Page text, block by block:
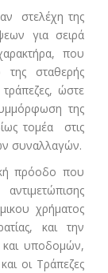
στελέχη της
για σειρά
που
της σταθερής
ώστε
της
τομέα στις
συναλλαγών.
πρόοδο που
χρήματος
και την
και υποδομών,
οι Τράπεζες